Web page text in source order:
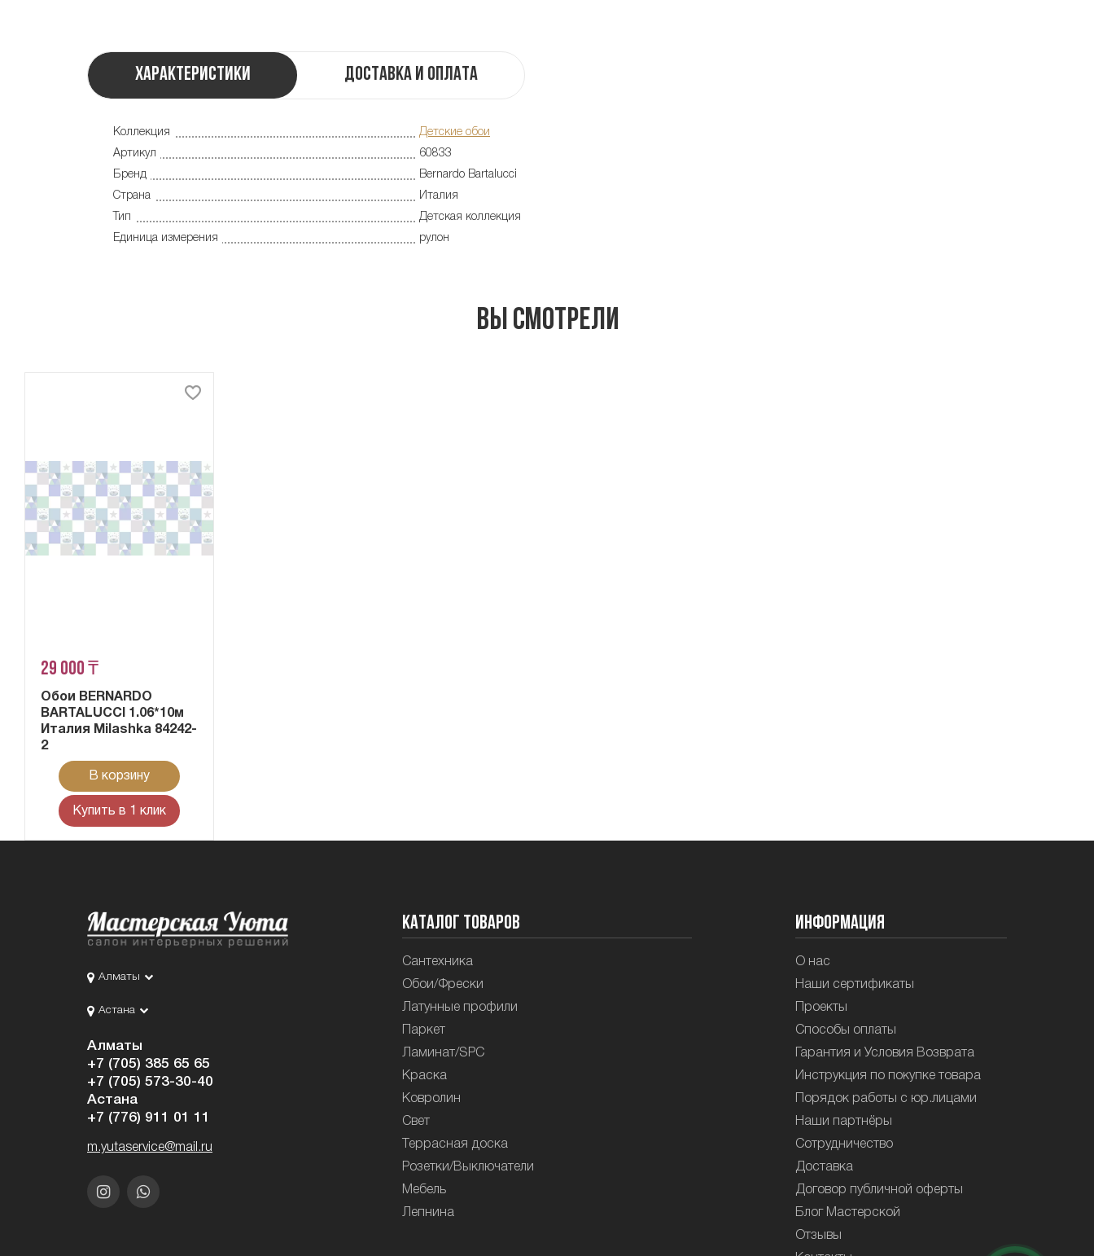
Характеристики Доставка и оплата
Коллекция
Детские обои
Артикул
60833
Бренд
Bernardo Bartalucci
Страна
Италия
Тип
Детская коллекция
Единица измерения
рулон
Вы смотрели
29 000 ₸
Обои BERNARDO
BARTALUCCI 1.06*10м
Италия Milashka 84242-
2
В корзину
Купить в 1 клик
Алматы
Астана
Алматы
+7 (705) 385 65 65
+7 (705) 573-30-40
Астана
+7 (776) 911 01 11
m.yutaservice@mail.ru
Каталог товаров
Сантехника
Обои/Фрески
Латунные профили
Паркет
Ламинат/SPC
Краска
Ковролин
Свет
Террасная доска
Розетки/Выключатели
Мебель
Лепнина
Информация
О нас
Наши сертификаты
Проекты
Способы оплаты
Гарантия и Условия Возврата
Инструкция по покупке товара
Порядок работы с юр.лицами
Наши партнёры
Сотрудничество
Доставка
Договор публичной оферты
Блог Мастерской
Отзывы